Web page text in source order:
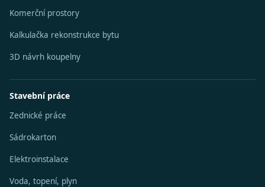
Komerční prostory
Kalkulačka rekonstrukce bytu
3D návrh koupelny
Stavební práce
Zednické práce
Sádrokarton
Elektroinstalace
Voda, topení, plyn